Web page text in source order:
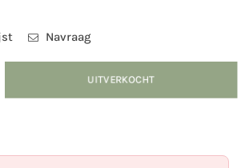
Navraag
UITVERKOCHT